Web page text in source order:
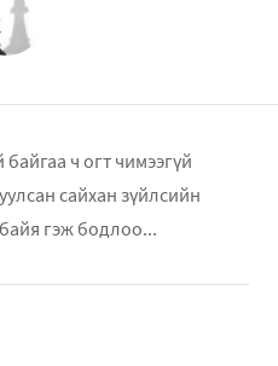
ч огт чимээгүй
сайхан зүйлсийн
гэж бодлоо...